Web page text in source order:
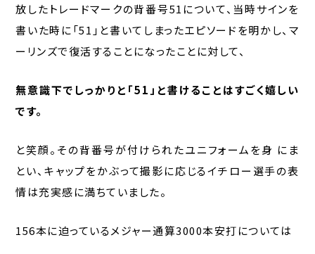
放したトレードマークの背番号51について、当時サインを
書いた時に「51」と書いてしまったエピソードを明かし、マ
ーリンズで復活することになったことに対して、
無意識下でしっかりと「51」と書けることはすごく嬉しい
です。
と笑顔。その背番号が付けられたユニフォームを身 にま
とい、キャップをかぶって撮影に応じるイチロー選手の表
情は充実感に満ちていました。
156本に迫っているメジャー通算3000本安打については